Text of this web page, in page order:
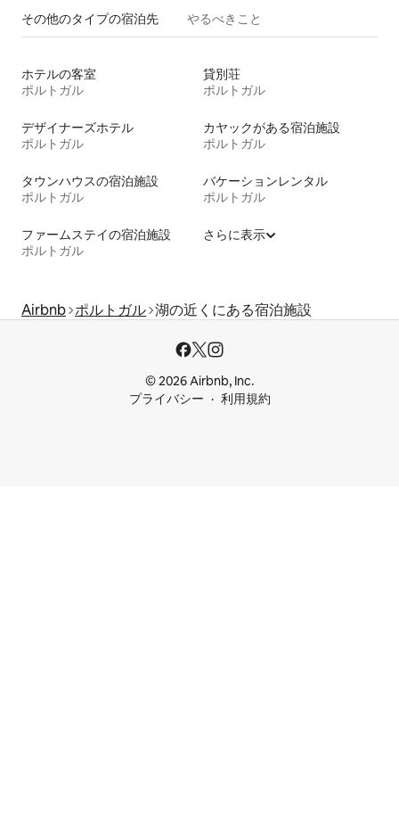
その他のタ⁠イ⁠プ⁠の宿⁠泊⁠先 やるべきこと
ホテルの客室
ポルトガル
貸別荘
ポルトガル
デザイナーズホテル
ポルトガル
カヤックがある宿泊施設
ポルトガル
タウンハウスの宿泊施設
ポルトガル
バケーションレンタル
ポルトガル
ファームステイの宿泊施設
ポルトガル
さらに表示
Airbnb ポルトガル 湖の近くにある宿泊施設
© 2026 Airbnb, Inc.
プライバシー
利用規約